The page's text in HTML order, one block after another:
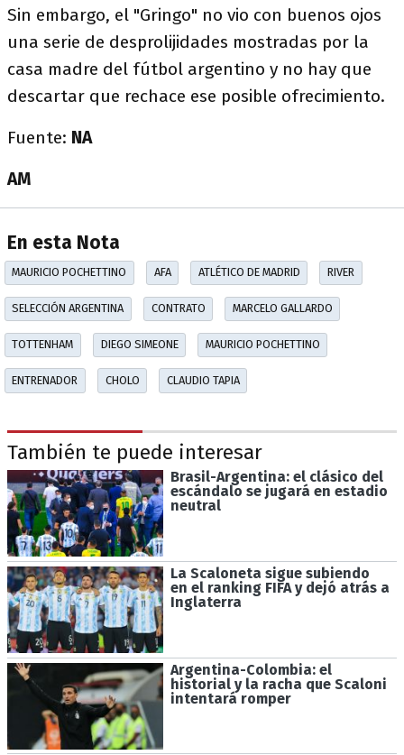
Sin embargo, el "Gringo" no vio con buenos ojos
una serie de desprolijidades mostradas por la
casa madre del fútbol argentino y no hay que
descartar que rechace ese posible ofrecimiento.
Fuente: NA
AM
En esta Nota
MAURICIO POCHETTINO AFA ATLÉTICO DE MADRID RIVER
SELECCIÓN ARGENTINA CONTRATO MARCELO GALLARDO
TOTTENHAM DIEGO SIMEONE MAURICIO POCHETTINO
ENTRENADOR CHOLO CLAUDIO TAPIA
También te puede interesar
Brasil-Argentina: el clásico del
escándalo se jugará en estadio
neutral
La Scaloneta sigue subiendo
en el ranking FIFA y dejó atrás a
Inglaterra
Argentina-Colombia: el
historial y la racha que Scaloni
intentará romper